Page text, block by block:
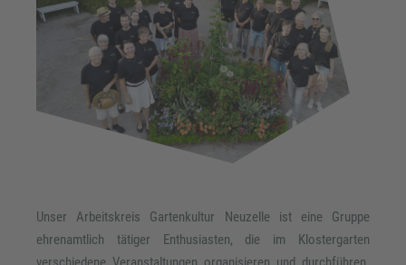
Unser Arbeitskreis Gartenkultur Neuzelle ist eine Gruppe
ehrenamtlich tätiger Enthusiasten, die im Klostergarten